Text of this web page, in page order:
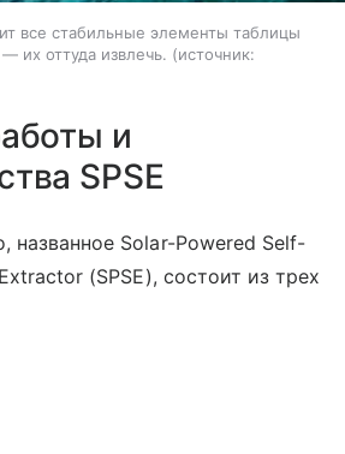
все стабильные элементы таблицы
их оттуда извлечь.
источник:
и
SPSE
названное Solar-Powered Self-
(SPSE), состоит из трех